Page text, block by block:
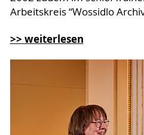
Arbeitskreis “Wossidlo
>> weiterlesen